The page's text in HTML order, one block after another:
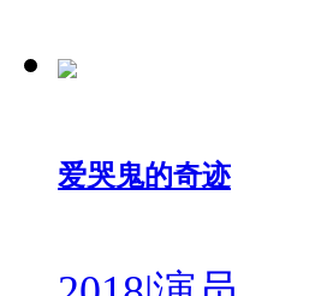
爱哭鬼的奇迹